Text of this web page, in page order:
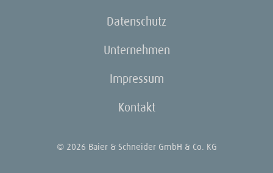
Datenschutz
Unternehmen
Impressum
Kontakt
© 2026 Baier & Schneider GmbH & Co. KG